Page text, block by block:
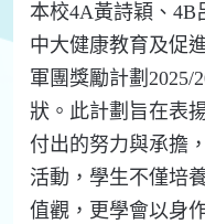
本校4A黃詩穎、4B
中大健康教育及促
軍團獎勵計劃2025/
狀。此計劃旨在表
付出的努力與承擔
活動，學生不僅培
值觀，更學會以身